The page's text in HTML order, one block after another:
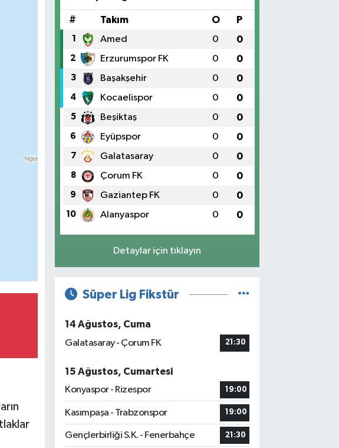
# Takım O P
1 Amed 0 0
2 Erzurumspor FK 0 0
3 Başakşehir 0 0
4 Kocaelispor 0 0
5 Beşiktaş 0 0
6 Eyüpspor 0 0
7 Galatasaray 0 0
8 Çorum FK 0 0
9 Gaziantep FK 0 0
10 Alanyaspor 0 0
Detaylar için tıklayın
Süper Lig Fikstür
14 Ağustos, Cuma
Galatasaray - Çorum FK
21:30
15 Ağustos, Cumartesi
Konyaspor - Rizespor
19:00
Kasımpaşa - Trabzonspor 19:00
Gençlerbirliği S.K. - Fenerbahçe 21:30